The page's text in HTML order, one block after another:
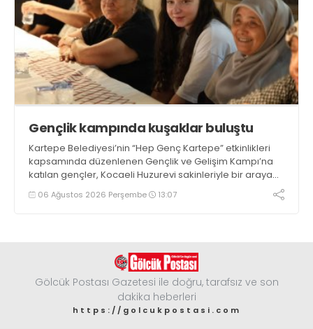
Gençlik kampında kuşaklar buluştu
Kartepe Belediyesi’nin “Hep Genç Kartepe” etkinlikleri
kapsamında düzenlenen Gençlik ve Gelişim Kampı’na
katılan gençler, Kocaeli Huzurevi sakinleriyle bir araya
geldi06 Ağustos 2026 Perşembe 13:07
Gölcük Postası Gazetesi ile doğru, tarafsız ve son
dakika heberleri
https://golcukpostasi.com